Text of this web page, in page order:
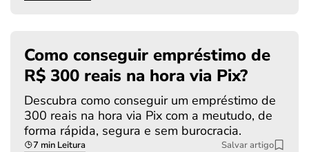
Como conseguir empréstimo de
R$ 300 reais na hora via Pix?
Descubra como conseguir um empréstimo de
300 reais na hora via Pix com a meutudo, de
forma rápida, segura e sem burocracia.
7 min Leitura Salvar artigo